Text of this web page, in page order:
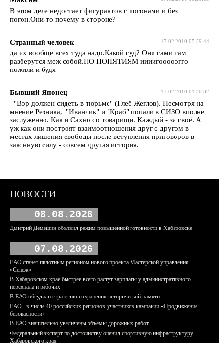
В этом деле недостает фигурантов с погонами и без
погон.Они-то почему в стороне?
17.02.2010 05:59:44
Странный человек
да их вообще всех туда надо.Какой суд? Они сами там
разберутся меж собой.ПО ПОНЯТИЯМ иииигооооогго
пожили и будя
17.02.2010 01:30:32
Бывший Японец
"Вор должен сидеть в тюрьме" (Глеб Жеглов). Несмотря на
мнение Резника, "Иванчик" и "Краб" попали в СИЗО вполне
заслуженно. Как и Сахно со товарищи. Каждый - за своё. А
уж как они построят взаимоотношения друг с другом в
местах лишения свободы после вступления приговоров в
законную силу - совсем другая история.
НОВОСТИ
08.08.2026
Дмитрий Демешин объявил режим повышенной готовности в Хабаровске
07.08.2026
ЕАО станет пилотным регионом нового проекта Мастерской управления
«Сенеж»
В Хабаровском крае быстрее всего растут зарплаты у административного
персонала и рабочих
В ЕАО обсудили стратегию сохранения исторической памяти
ЕАО - в числе 40 российских регионов-участников кампании «Продвижение
безопасности»
В ЕАО значительно увеличены объемы дорожных работ
Федеральный эксперт по достоинству оценил спортивную инфраструктуру
Хабаровского края